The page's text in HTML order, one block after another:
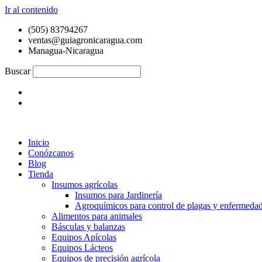
Ir al contenido
(505) 83794267
ventas@guiagronicaragua.com
Managua-Nicaragua
Buscar
Inicio
Conózcanos
Blog
Tienda
Insumos agrícolas
Insumos para Jardinería
Agroquímicos para control de plagas y
Alimentos para animales
Básculas y balanzas
Equipos Apícolas
Equipos Lácteos
Equipos de precisión agrícola